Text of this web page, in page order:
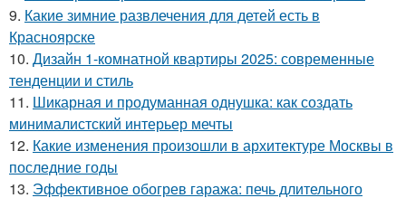
9. Какие зимние развлечения для детей есть в
Красноярске
10. Дизайн 1-комнатной квартиры 2025: современные
тенденции и стиль
11. Шикарная и продуманная однушка: как создать
минималистский интерьер мечты
12. Какие изменения произошли в архитектуре Москвы в
последние годы
13. Эффективное обогрев гаража: печь длительного